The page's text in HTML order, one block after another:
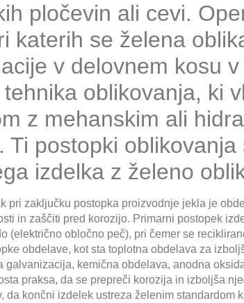
pločevin ali cevi.
katerih se želena
v delovnem kosu
oblikovanja, ki
z mehanskim ali
Ti postopki
izdelka z želeno
pri zaključku postopka proizvodnje jekla je
in zaščiti pred korozijo. Primarni postopek
(električno obločno peč), pri čemer se
obdelave, kot sta toplotna obdelava za
galvanizacija, kemična obdelava, anodna
praksa, da se prepreči korozija in izboljša
da končni izdelek ustreza želenim standardom